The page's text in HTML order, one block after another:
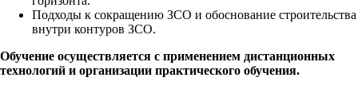
Подходы к сокращению ЗСО и обоснование строительства
внутри контуров ЗСО.
Обучение осуществляется с применением дистанционных
технологий и организации практического обучения.